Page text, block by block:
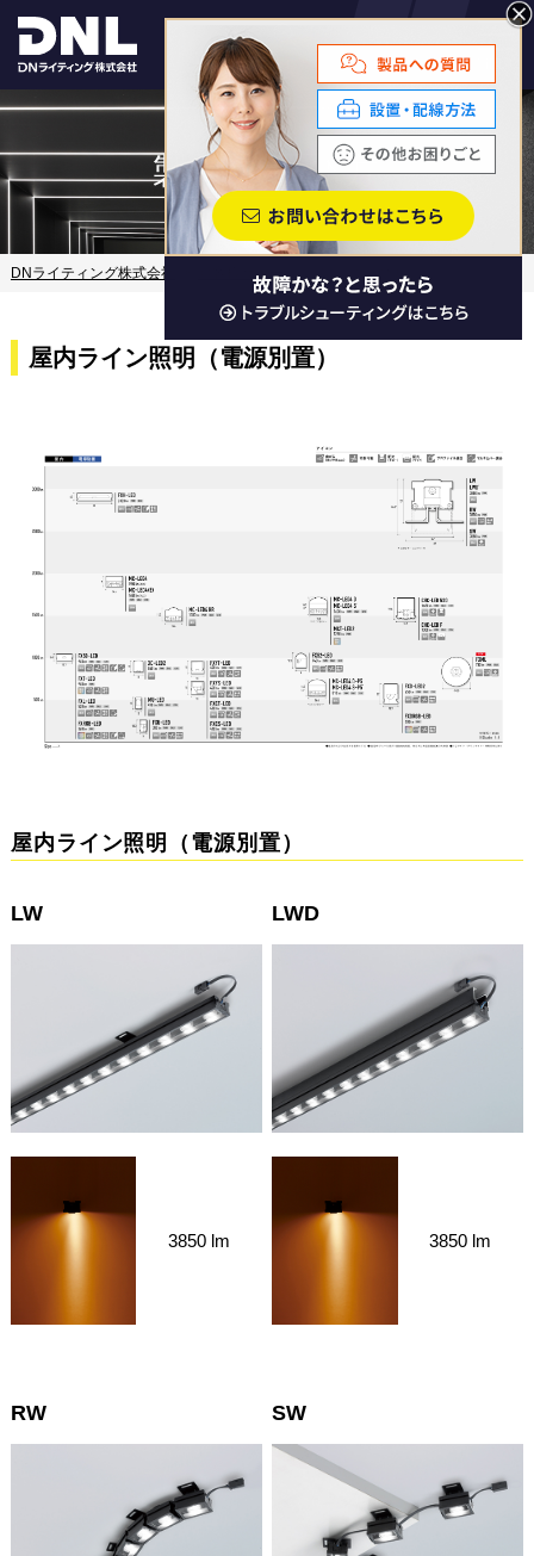
サイト内検索
製品の選び方
DNライティング株式会社 お客様サポート 製品の選び方
屋内ライン照明（電源別置）
屋内ライン照明（電源別置）
LW
3850 lm
LWD
3850 lm
RW SW